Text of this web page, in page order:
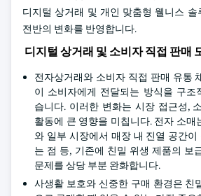
디지털 상거래 및 개인 맞춤형 웰니스 솔
전반의 변화를 반영합니다.
디지털 상거래 및 소비자 직접 판매
전자상거래와 소비자 직접 판매 유통
이 소비자에게 전달되는 방식을 구조
습니다. 이러한 변화는 시장 접근성,
활동에 큰 영향을 미칩니다. 전자 소매
와 일부 시장에서 매장 내 진열 공간
는 점 등, 기존에 친밀 위생 제품의 보
문제를 상당 부분 완화합니다.
사생활 보호와 신중한 구매 환경은 친